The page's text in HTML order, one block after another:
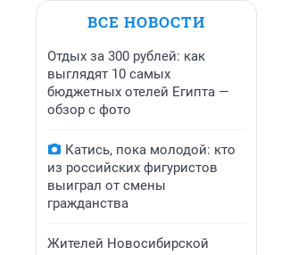
ВСЕ НОВОСТИ
Отдых за 300 рублей: как
выглядят 10 самых
бюджетных отелей Египта —
обзор с фото
Катись, пока молодой: кто
из российских фигуристов
выиграл от смены
гражданства
Жителей Новосибирской